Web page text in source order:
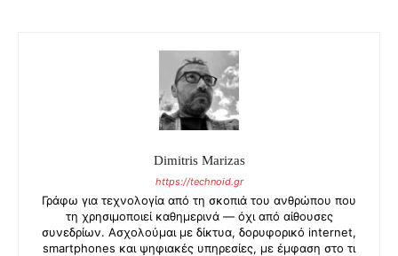
Dimitris Marizas
https://technoid.gr
Γράφω για τεχνολογία από τη σκοπιά του ανθρώπου που
τη χρησιμοποιεί καθημερινά — όχι από αίθουσες
συνεδρίων. Ασχολούμαι με δίκτυα, δορυφορικό internet,
smartphones και ψηφιακές υπηρεσίες, με έμφαση στο τι